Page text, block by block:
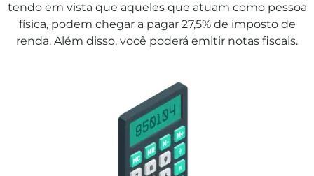
tendo em vista que aqueles que atuam como pessoa
física, podem chegar a pagar 27,5% de imposto de
renda. Além disso, você poderá emitir notas fiscais.